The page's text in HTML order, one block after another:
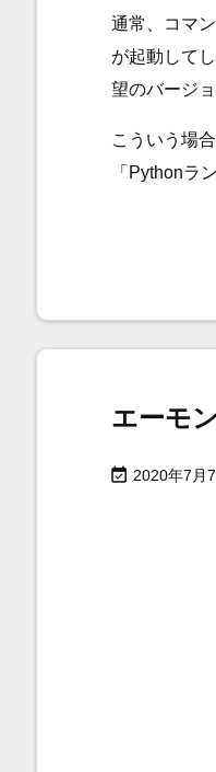
通常、コマ
が起動して
望のバージ
こういう場
「Pythonラ
エーモ
 2020年7月